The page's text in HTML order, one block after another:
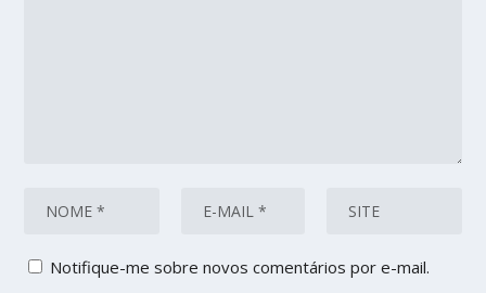
Notifique-me sobre novos comentários por e-mail.